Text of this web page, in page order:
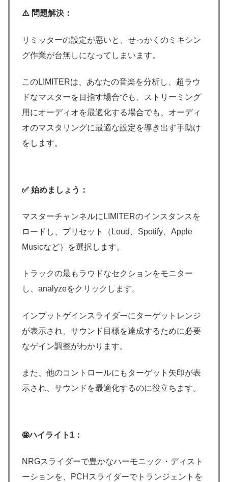
⚠️ 問題解決：
リミッターの設定が悪いと、せっかくのミキシン
グ作業が台無しになってしまいます。
このLIMITERは、あなたの音楽を分析し、超ラウ
ドなマスターを目指す場合でも、ストリーミング
用にオーディオを最適化する場合でも、オーディ
オのマスタリングに最適な設定を導き出す手助け
をします。
✅ 始めましょう：
マスターチャンネルにLIMITERのインスタンスを
ロードし、プリセット（Loud、Spotify、Apple
Musicなど）を選択します。
トラックの最もラウドなセクションをモニター
し、analyzeをクリックします。
インプットゲインスライダーにターゲットレンジ
が表示され、サウンド目標を達成するために必要
なゲイン調整がわかります。
また、他のコントロールにもターゲット矢印が表
示され、サウンドを最適化するのに役立ちます。
🤩ハイライト1：
NRGスライダーで豊かなハーモニック・ディスト
ーションを、PCHスライダーでトランジェントを